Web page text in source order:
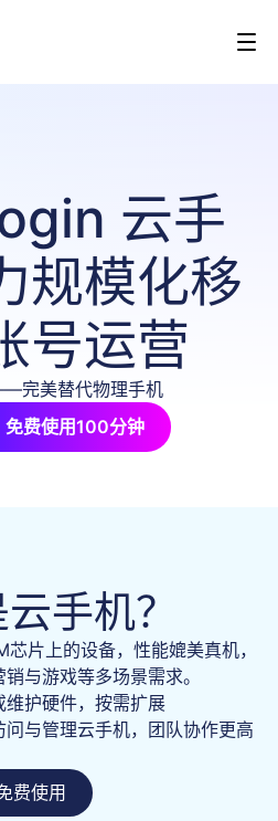
云手
规模化移
号运营
完美替代物理手机
免费使用100分钟
手机？
片上的设备，性能媲美真机，
与游戏等多场景需求。
护硬件，按需扩展
与管理云手机，团队协作更高
费使用